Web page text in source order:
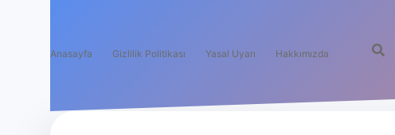
Anasayfa Gizlilik Politikası Yasal Uyarı Hakkımızda